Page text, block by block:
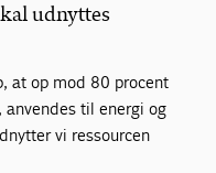
udnyttes
at op mod 80 procent
til energi og
vi ressourcen